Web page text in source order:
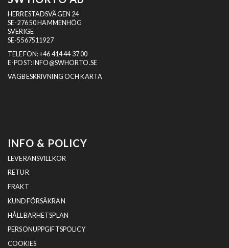
HERRESTADSVÄGEN 24
SE-276 50 HAMMENHÖG
SVERIGE
SE-5567511927
TELEFON:+46 414 44 37 00
E-POST: INFO@SWHORTO.SE
VÄGBESKRIVNING OCH KARTA
INFO & POLICY
LEVERANSVILLKOR
RETUR
FRAKT
KUNDFÖRSÄKRAN
HÅLLBARHETSPLAN
PERSONUPPGIFTSPOLICY
COOKIES